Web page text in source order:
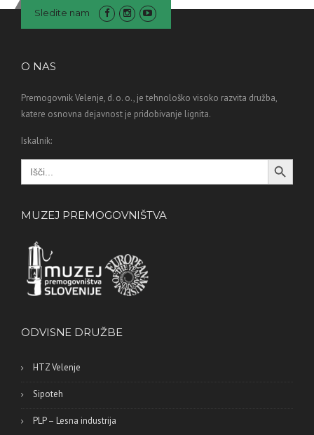
Sledite nam
O NAS
Premogovnik Velenje, d. o. o., je tehnološko visoko razvita družba,
katere osnovna dejavnost je pridobivanje lignita.
Iskalnik:
Search
for:
Search Button
MUZEJ PREMOGOVNIŠTVA
ODVISNE DRUŽBE
HTZ Velenje
Sipoteh
PLP – Lesna industrija